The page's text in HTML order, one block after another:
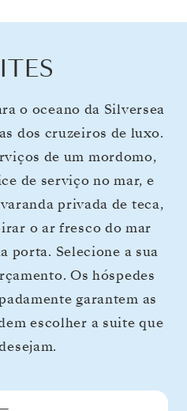
o oceano da Silversea
dos cruzeiros de luxo.
de um mordomo,
de serviço no mar, e
privada de teca,
o ar fresco do mar
porta. Selecione a sua
Os hóspedes
garantem as
escolher a suite que